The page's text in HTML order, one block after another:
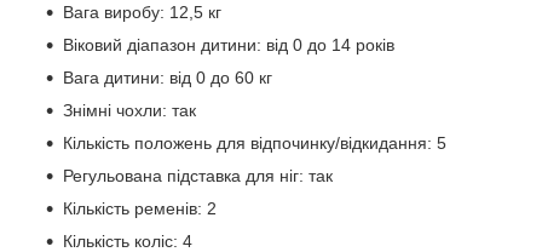
Вага виробу: 12,5 кг
Віковий діапазон дитини: від 0 до 14 років
Вага дитини: від 0 до 60 кг
Знімні чохли: так
Кількість положень для відпочинку/відкидання: 5
Регульована підставка для ніг: так
Кількість ременів: 2
Кількість коліс: 4